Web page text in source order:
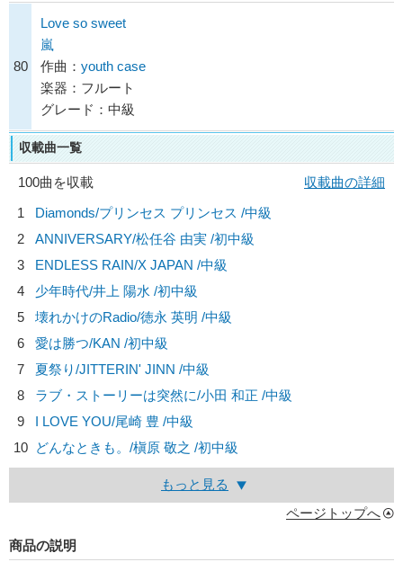
80
Love so sweet
嵐
作曲： youth case
楽器：フルート
グレード：中級
収載曲一覧
100曲を収載
収載曲の詳細
1
Diamonds/プリンセス プリンセス /中級
2
ANNIVERSARY/松任谷 由実 /初中級
3
ENDLESS RAIN/X JAPAN /中級
4
少年時代/井上 陽水 /初中級
5
壊れかけのRadio/徳永 英明 /中級
6
愛は勝つ/KAN /初中級
7
夏祭り/JITTERIN' JINN /中級
8
ラブ・ストーリーは突然に/小田 和正 /中級
9
I LOVE YOU/尾崎 豊 /中級
10 どんなときも。/槇原 敬之 /初中級
もっと見る
ページトップへ
商品の説明